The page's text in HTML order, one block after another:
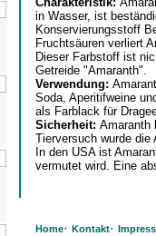
in Wasser, ist
Konservierungsstoff
Fruchtsäuren verliert
Dieser Farbstoff ist
Getreide "Amaranth".
Verwendung:
Soda, Aperitifweine
als Farblack für
Sicherheit: Amaranth
Tierversuch wurde die
In den USA ist
vermutet wird. Eine
Home· Kontakt·